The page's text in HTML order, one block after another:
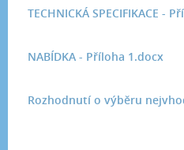
TECHNICKÁ SPECIFIKACE -
NABÍDKA - Příloha 1.docx
Rozhodnutí o výběru